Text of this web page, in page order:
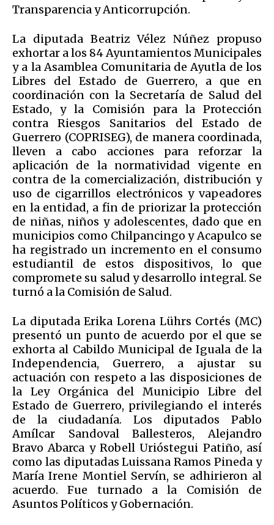
Transparencia y Anticorrupción.
La diputada Beatriz Vélez Núñez propuso
exhortar a los 84 Ayuntamientos Municipales
y a la Asamblea Comunitaria de Ayutla de los
Libres del Estado de Guerrero, a que en
coordinación con la Secretaría de Salud del
Estado, y la Comisión para la Protección
contra Riesgos Sanitarios del Estado de
Guerrero (COPRISEG), de manera coordinada,
lleven a cabo acciones para reforzar la
aplicación de la normatividad vigente en
contra de la comercialización, distribución y
uso de cigarrillos electrónicos y vapeadores
en la entidad, a fin de priorizar la protección
de niñas, niños y adolescentes, dado que en
municipios como Chilpancingo y Acapulco se
ha registrado un incremento en el consumo
estudiantil de estos dispositivos, lo que
compromete su salud y desarrollo integral. Se
turnó a la Comisión de Salud.
La diputada Erika Lorena Lührs Cortés (MC)
presentó un punto de acuerdo por el que se
exhorta al Cabildo Municipal de Iguala de la
Independencia, Guerrero, a ajustar su
actuación con respeto a las disposiciones de
la Ley Orgánica del Municipio Libre del
Estado de Guerrero, privilegiando el interés
de la ciudadanía. Los diputados Pablo
Amílcar Sandoval Ballesteros, Alejandro
Bravo Abarca y Robell Urióstegui Patiño, así
como las diputadas Luissana Ramos Pineda y
María Irene Montiel Servín, se adhirieron al
acuerdo. Fue turnado a la Comisión de
Asuntos Políticos y Gobernación.